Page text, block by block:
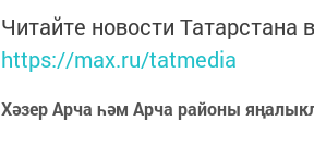
Читайте новости
https://max.ru/tatmedia
Хәзер Арча һәм Арча районы